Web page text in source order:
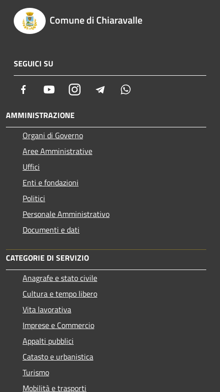
Comune di Chiaravalle
SEGUICI SU
Facebook YoutubeInstagram Telegram
AMMINISTRAZIONE
Organi di Governo
Aree Amministrative
Uffici
Enti e fondazioni
Politici
Personale Amministrativo
Documenti e dati
CATEGORIE DI SERVIZIO
Anagrafe e stato civile
Cultura e tempo libero
Vita lavorativa
Imprese e Commercio
Appalti pubblici
Catasto e urbanistica
Turismo
Mobilità e trasporti